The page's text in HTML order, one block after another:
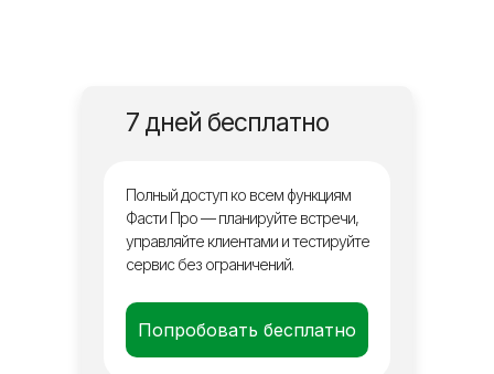
Полный доступ ко всем функциям
Фасти Про — планируйте встречи,
управляйте клиентами и тестируйте
сервис без ограничений.
Попробовать бесплатно
7 дней бесплатно